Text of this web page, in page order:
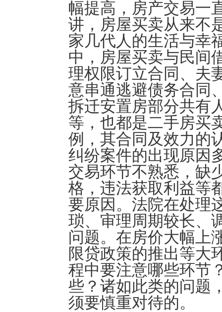
幅提高，房产交易一
讲，房屋买卖从来不
家几代人的生活与幸
中，房屋买卖与民间
理权限订立合同、夫
意串通逃避债务合同
拆迁安置房部分共有
等，也都是二手房买
例，其合同及效力的
纠纷案件的出现原因
交易环节不熟悉，缺
格，违法获取利益等
要原因。法院在处理
琐、审理周期较长、
问题。在房价大幅上
限贷政策的推出等大
程中要注意哪些环节
些？诸如此类的问题
须要慎重对待的。